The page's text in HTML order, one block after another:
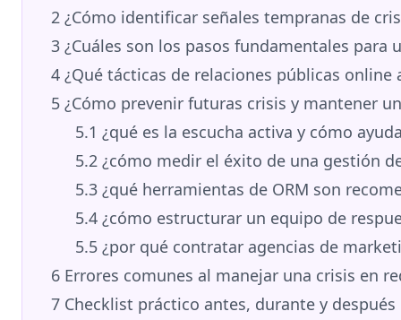
2 ¿Cómo identificar señales tempranas de
3 ¿Cuáles son los pasos fundamentales para
4 ¿Qué tácticas de relaciones públicas
5 ¿Cómo prevenir futuras crisis y mantener
5.1 ¿qué es la escucha activa y cómo
5.2 ¿cómo medir el éxito de una gestión
5.3 ¿qué herramientas de ORM son
5.4 ¿cómo estructurar un equipo de
5.5 ¿por qué contratar agencias de
6 Errores comunes al manejar una crisis en
7 Checklist práctico antes, durante y